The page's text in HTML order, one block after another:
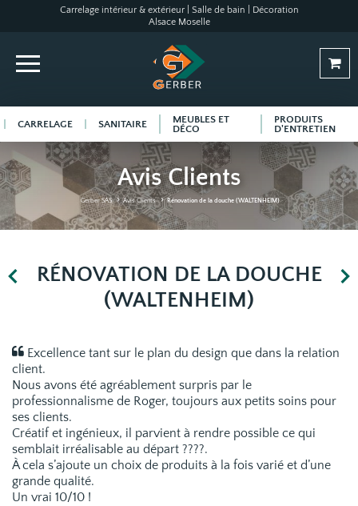
Carrelage intérieur & extérieur | Salle de bain | Décoration
Alsace Moselle
CARRELAGE SANITAIRE
MEUBLES ET
DÉCO
PRODUITS
D'ENTRETIEN
Avis Clients
Gerber SAS Avis Clients Rénovation de la douche (WALTENHEIM)
RÉNOVATION DE LA DOUCHE
(WALTENHEIM)
Excellence tant sur le plan du design que dans la relation
client.
Nous avons été agréablement surpris par le
professionnalisme de Roger, toujours aux petits soins pour
ses clients.
Créatif et ingénieux, il parvient à rendre possible ce qui
semblait irréalisable au départ ????.
À cela s’ajoute un choix de produits à la fois varié et d’une
grande qualité.
Un vrai 10/10 !